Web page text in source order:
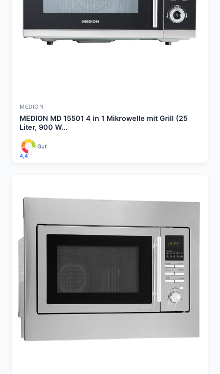
MEDION
MEDION MD 15501 4 in 1 Mikrowelle mit Grill (25
Liter, 900 W...
4,4
Gut